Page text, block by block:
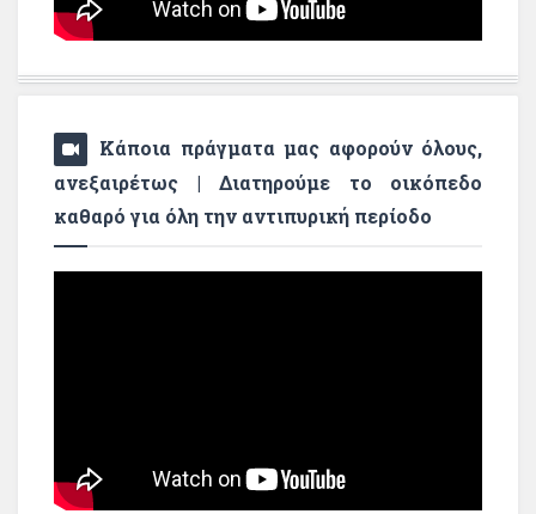
Κάποια πράγματα μας αφορούν όλους,
ανεξαιρέτως | Διατηρούμε το οικόπεδο
καθαρό για όλη την αντιπυρική περίοδο